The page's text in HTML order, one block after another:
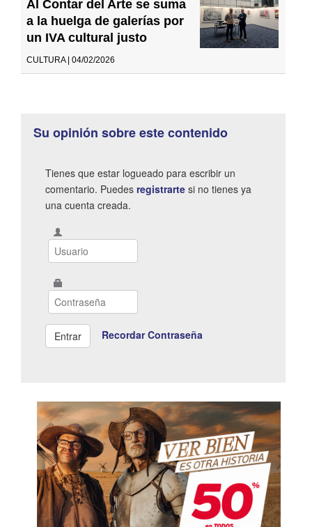
Al Contar del Arte se suma
a la huelga de galerías por
un IVA cultural justo
CULTURA | 04/02/2026
Su opinión sobre este contenido
Tienes que estar logueado para escribir un
comentario. Puedes registrarte si no tienes ya
una cuenta creada.
Recordar Contraseña